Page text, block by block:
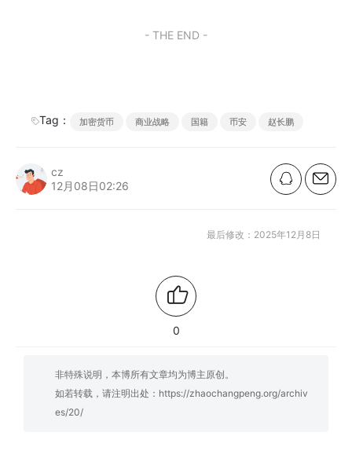
- THE END -
Tag： 加密货币 商业战略 国籍 币安 赵长鹏
cz
12月08日02:26
最后修改：2025年12月8日
0
非特殊说明，本博所有文章均为博主原创。
如若转载，请注明出处： https://zhaochangpeng.org/archiv
es/20/